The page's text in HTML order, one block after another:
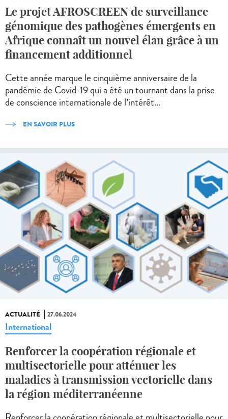
Le projet AFROSCREEN de surveillance
génomique des pathogènes émergents en
Afrique connaît un nouvel élan grâce à un
financement additionnel
Cette année marque le cinquième anniversaire de la
pandémie de Covid-19 qui a été un tournant dans la prise
de conscience internationale de l’intérêt...
EN SAVOIR PLUS
ACTUALITÉ 27.06.2024
International
Renforcer la coopération régionale et
multisectorielle pour atténuer les
maladies à transmission vectorielle dans
la région méditerranéenne